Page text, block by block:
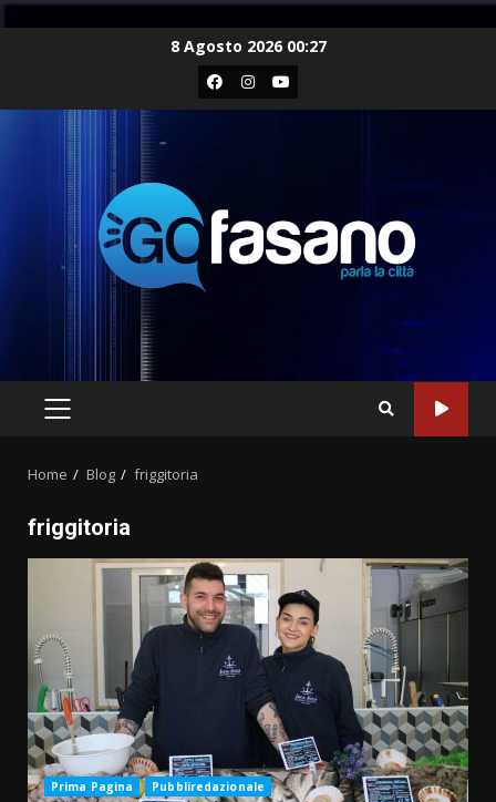
8 Agosto 2026 00:27
Facebook
Instagram
Youtube
PRIMARY
Home Blog friggitoria
friggitoria
Prima Pagina Pubbliredazionale